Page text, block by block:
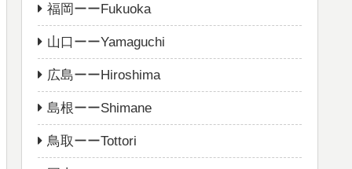
福岡ーーFukuoka
山口ーーYamaguchi
広島ーーHiroshima
島根ーーShimane
鳥取ーーTottori